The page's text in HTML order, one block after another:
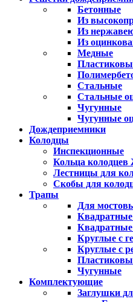
Бетонные
Из
Из
Из
Медные
Стальные
Стальные
Чугунные
Чугунные
Дождеприемники
Колодцы
Инспекционные
Кольца
Лестницы для
Скобы для
Трапы
Для
Круглые с
Круглые с
Чугунные
Комплектующие
Заглушки